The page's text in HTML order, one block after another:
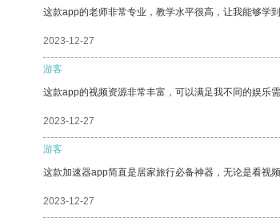
这款app的老师非常专业，教学水平很高，让我能够学到
2023-12-27
游客
这款app的视频资源非常丰富，可以满足我不同的娱乐需
2023-12-27
游客
这款加速器app简直是居家旅行必备神器，无论是看视
2023-12-27